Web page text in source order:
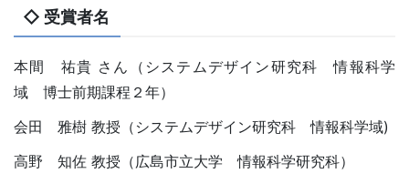
◇ 受賞者名
本間 祐貴 さん（システムデザイン研究科 情報科学
域 博士前期課程２年）
会田 雅樹 教授（システムデザイン研究科 情報科学域)
高野 知佐 教授（広島市立大学 情報科学研究科）